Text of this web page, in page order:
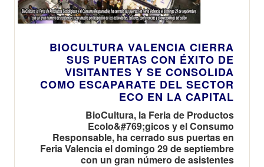
BIOCULTURA VALENCIA CIERRA
SUS PUERTAS CON ÉXITO DE
VISITANTES Y SE CONSOLIDA
COMO ESCAPARATE DEL SECTOR
ECO EN LA CAPITAL
BioCultura, la Feria de Productos
Ecolo&#769;gicos y el Consumo
Responsable, ha cerrado sus puertas en
Feria Valencia el domingo 29 de septiembre
con un gran número de asistentes